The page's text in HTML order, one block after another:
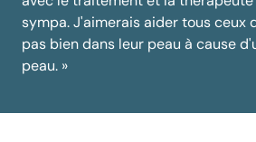
sympa. J'aimerais aider tous ceux
pas bien dans leur peau à cause
peau. »